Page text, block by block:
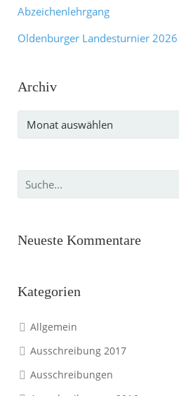
Abzeichenlehrgang
Oldenburger Landesturnier 2026
Archiv
Archiv
Neueste Kommentare
Kategorien
Allgemein
Ausschreibung 2017
Ausschreibungen